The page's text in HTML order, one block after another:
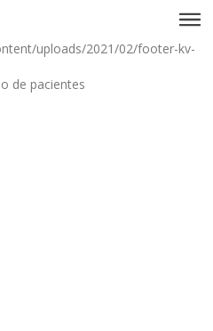
uploads/2021/02/footer-kv-
de pacientes